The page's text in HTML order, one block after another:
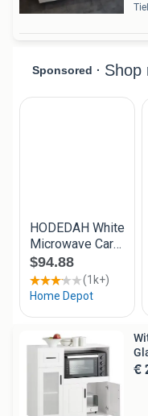
Tiel
€